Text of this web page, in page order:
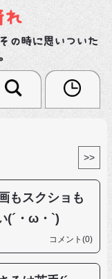
れ
の時に思いついた
>>
もスクショも
(´・ω・`)
コメント(0)